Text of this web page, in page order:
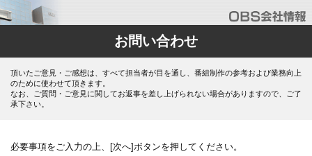
お問い合わせ
頂いたご意見・ご感想は、すべて担当者が目を通し、番組制作の参考および業務向上
のために使わせて頂きます。
なお、ご質問・ご意見に関してお返事を差し上げられない場合がありますので、ご了
承下さい。
必要事項をご入力の上、[次へ]ボタンを押してください。